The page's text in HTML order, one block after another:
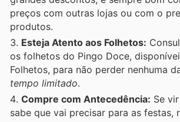
preços com outras lojas ou com o
produtos.
Esteja Atento aos Folhetos:
os folhetos do Pingo Doce,
Folhetos, para não perder nenhuma
tempo limitado.
Compre com Antecedência: Se
sabe que vai precisar para as festas,